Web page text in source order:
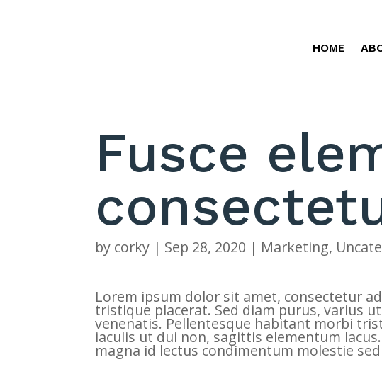
HOME
Fusce
by corky | Sep 28, 2020 | Marketing,
Lorem ipsum dolor sit amet, consectetur
tristique placerat. Sed diam purus, varius
venenatis. Pellentesque habitant morbi
iaculis ut dui non, sagittis elementum
magna id lectus condimentum molestie